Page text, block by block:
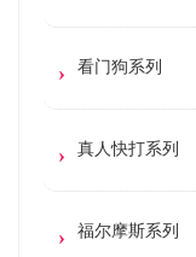
看门狗系列
真人快打系列
福尔摩斯系列